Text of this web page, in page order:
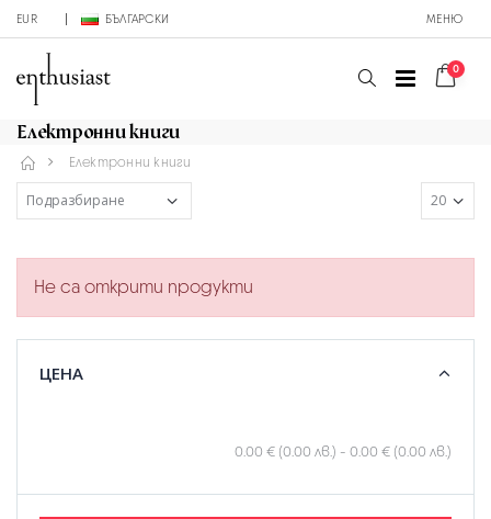
EUR БЪЛГАРСКИ МЕНЮ
0
Електронни книги
Електронни книги
Не са открити продукти
ЦЕНА
0.00 € (0.00 лв.) - 0.00 € (0.00 лв.)